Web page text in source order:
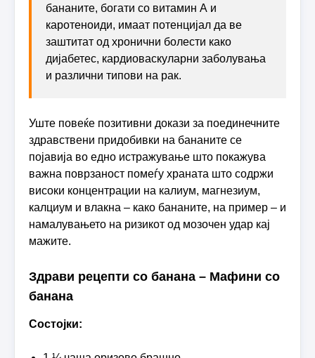
бананите, богати со витамин А и
каротеноиди, имаат потенцијал да ве
заштитат од хронични болести како
дијабетес, кардиоваскуларни заболувања
и различни типови на рак.
Уште повеќе позитивни докази за поединечните
здравствени придобивки на бананите се
појавија во едно истражување што покажува
важна поврзаност помеѓу храната што содржи
високи концентрации на калиум, магнезиум,
калциум и влакна – како бананите, на пример – и
намалувањето на ризикот од мозочен удар кај
мажите.
Здрави рецепти со банана – Мафини со
банана
Состојки: